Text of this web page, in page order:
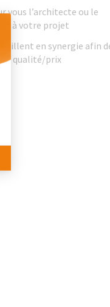
vous l’architecte ou le
à votre projet
en synergie afin
qualité/prix